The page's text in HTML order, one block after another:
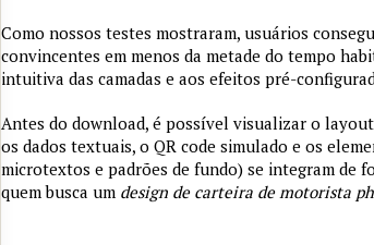
Como nossos testes mostraram, usuários
convincentes em menos da metade do tempo
intuitiva das camadas e aos efeitos pré-
Antes do download, é possível visualizar o
os dados textuais, o QR code simulado e os
microtextos e padrões de fundo) se integram de
quem busca um design de carteira de motorista